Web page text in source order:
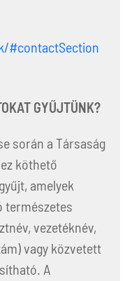
#contactSection
GYŰJTÜNK?
során a Társaság
köthető
amelyek
természetes
vezetéknév,
vagy közvetett
A